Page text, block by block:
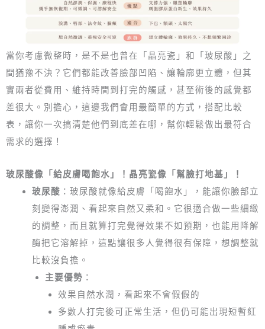
當你考慮微整時，是不是也曾在「晶亮瓷」和「玻尿酸」之
間猶豫不決？它們都能改善臉部凹陷、讓輪廓更立體，但其
實兩者從費用、維持時間到打完的觸感，甚至術後的感覺都
差很大。別擔心，這邊我們會用最簡單的方式，搭配比較
表，讓你一次搞清楚他們到底差在哪，幫你輕鬆做出最符合
需求的選擇！
玻尿酸像「給皮膚喝飽水」！晶亮瓷像「幫臉打地基」！
玻尿酸 ：玻尿酸就像給皮膚「喝飽水」，能讓你臉部立
刻變得澎潤、看起來自然又柔和。它很適合做一些細緻
的調整，而且就算打完覺得效果不如預期，也能用降解
酶把它溶解掉，這點讓很多人覺得很有保障，想調整就
比較沒負擔。
主要優勢 ：
效果自然水潤，看起來不會假假的
多數人打完後可正常生活，但仍可能出現短暫紅